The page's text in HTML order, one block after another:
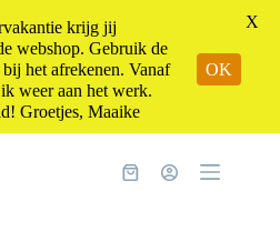
Winkelwagen
krijg jij
webshop. Gebruik de
het afrekenen. Vanaf
weer aan het werk.
Groetjes, Maaike
OK
X